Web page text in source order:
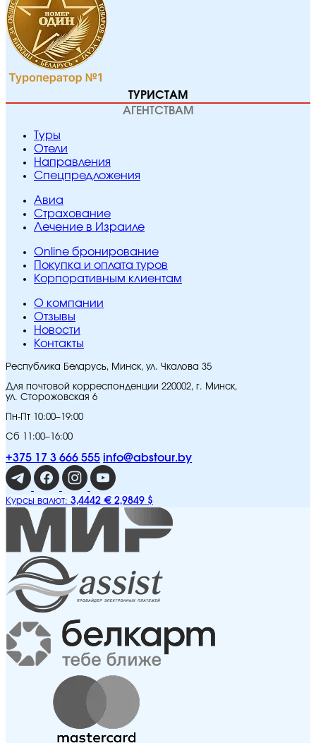
ТУРИСТАМ
АГЕНТСТВАМ
Туры
Отели
Направления
Спецпредложения
Авиа
Страхование
Лечение в Израиле
Online бронирование
Покупка и оплата туров
Корпоративным клиентам
O компании
Отзывы
Новости
Контакты
Республика Беларусь, Минск, ул. Чкалова 35
Для почтовой корреспонденции 220002, г. Минск,
ул. Сторожовская 6
Пн-Пт 10:00–19:00
Сб 11:00–16:00
+375 17 3 666 555 info@abstour.by
Курсы валют: 3,4442 € 2,9849 $